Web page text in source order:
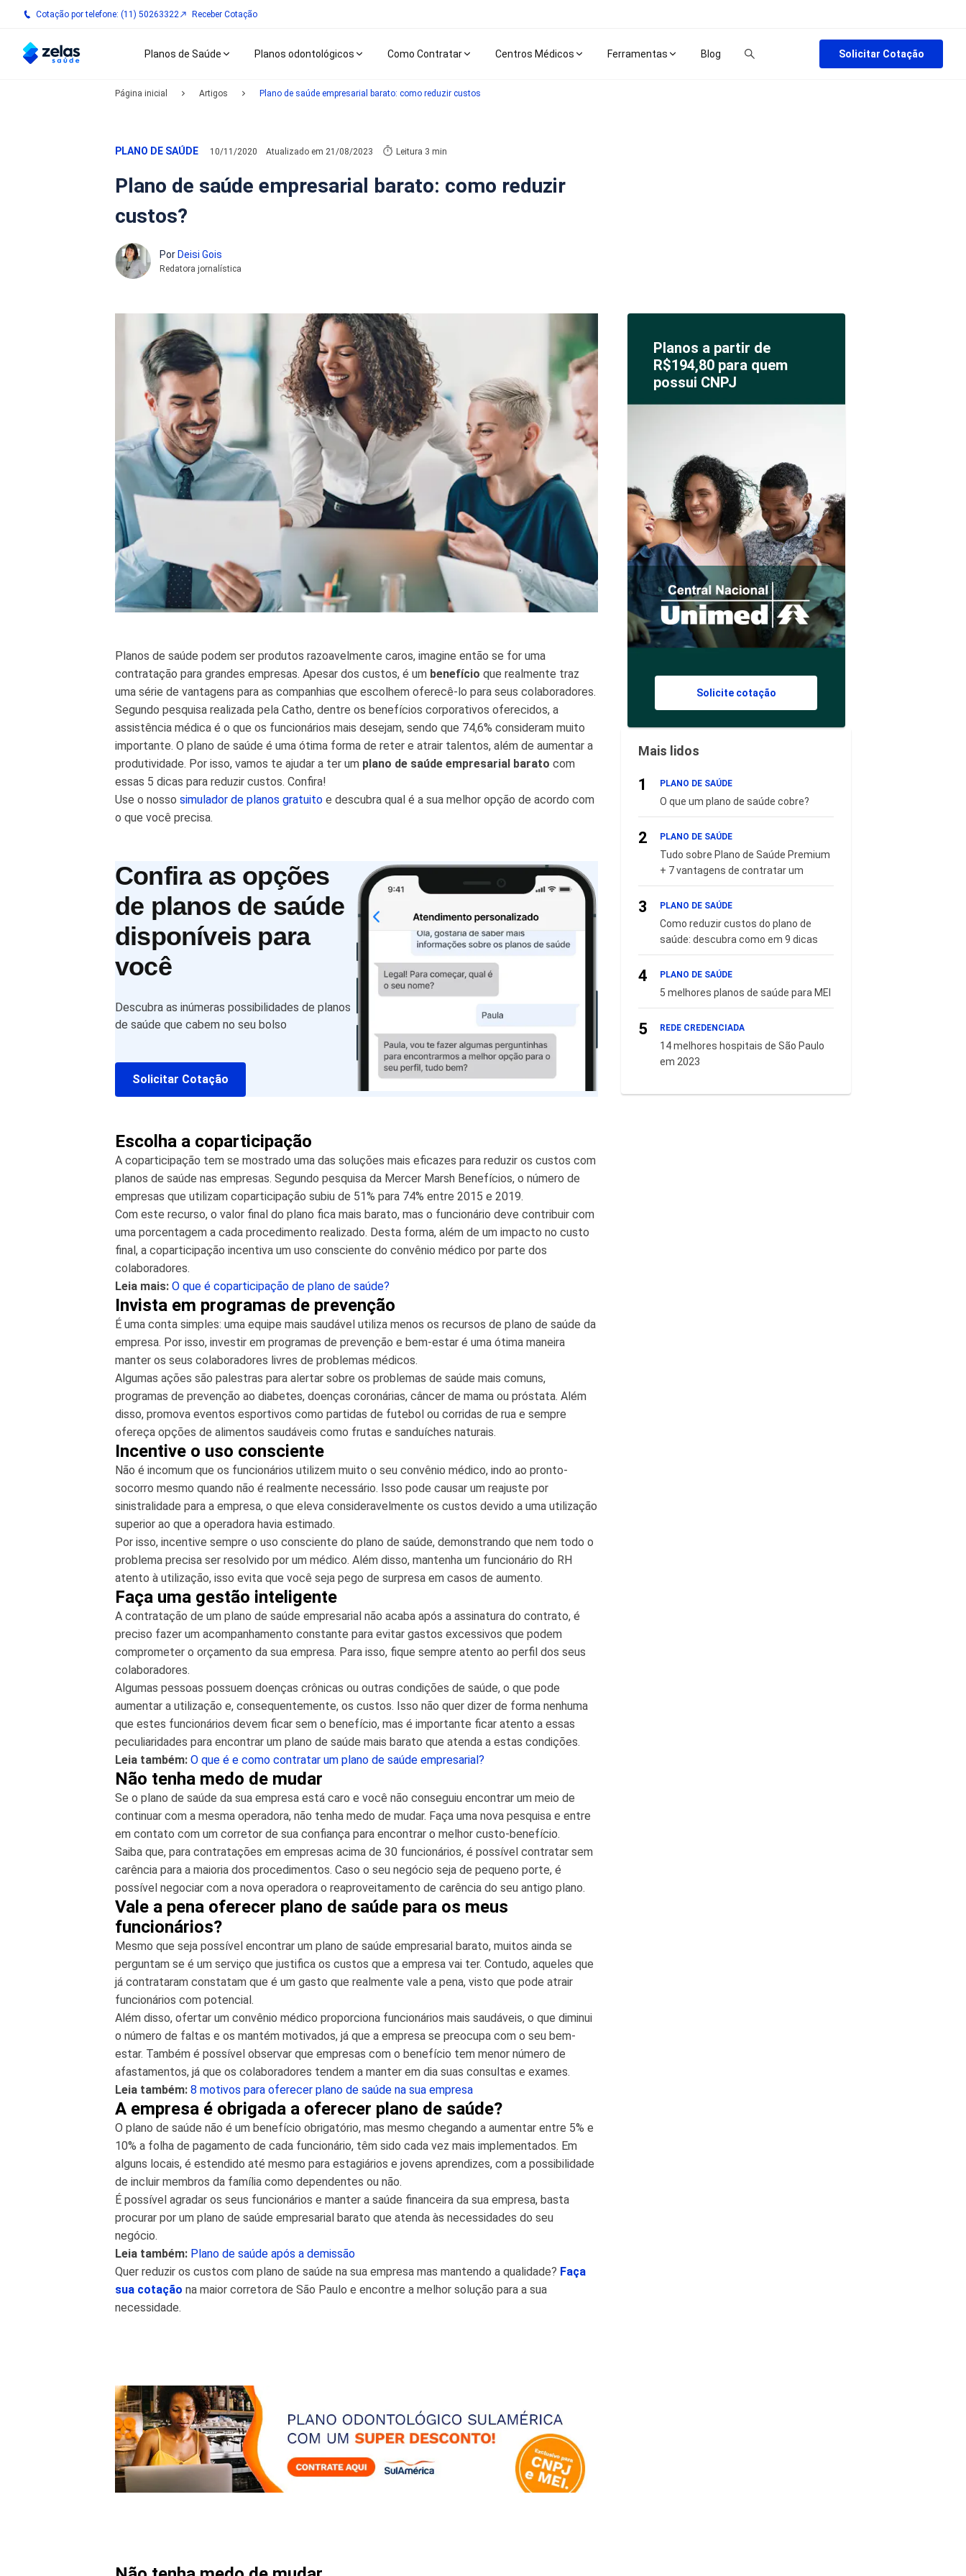
Cotação por telefone: (11) 50263322 Receber Cotação
Planos de Saúde Planos odontológicos Como Contratar Centros Médicos Ferramentas Blog Solicitar Cotação
Página inicial Artigos Plano de saúde empresarial barato: como reduzir custos
PLANO DE SAÚDE 10/11/2020 Atualizado em 21/08/2023 Leitura 3 min
Plano de saúde empresarial barato: como reduzir
custos?
PorDeisi Gois
Redatora jornalística
Planos de saúde podem ser produtos razoavelmente caros, imagine então se for uma
contratação para grandes empresas. Apesar dos custos, é um benefício que realmente traz
uma série de vantagens para as companhias que escolhem oferecê-lo para seus colaboradores.
Segundo pesquisa realizada pela Catho, dentre os benefícios corporativos oferecidos, a
assistência médica é o que os funcionários mais desejam, sendo que 74,6% consideram muito
importante. O plano de saúde é uma ótima forma de reter e atrair talentos, além de aumentar a
produtividade. Por isso, vamos te ajudar a ter um plano de saúde empresarial barato com
essas 5 dicas para reduzir custos. Confira!
Use o nosso simulador de planos gratuito e descubra qual é a sua melhor opção de acordo com
o que você precisa.
Confira as opções
de planos de saúde
disponíveis para
você
Descubra as inúmeras possibilidades de planos
de saúde que cabem no seu bolso
Solicitar Cotação
Escolha a coparticipação
A coparticipação tem se mostrado uma das soluções mais eficazes para reduzir os custos com
planos de saúde nas empresas. Segundo pesquisa da Mercer Marsh Benefícios, o número de
empresas que utilizam coparticipação subiu de 51% para 74% entre 2015 e 2019.
Com este recurso, o valor final do plano fica mais barato, mas o funcionário deve contribuir com
uma porcentagem a cada procedimento realizado. Desta forma, além de um impacto no custo
final, a coparticipação incentiva um uso consciente do convênio médico por parte dos
colaboradores.
Leia mais: O que é coparticipação de plano de saúde?
Invista em programas de prevenção
É uma conta simples: uma equipe mais saudável utiliza menos os recursos de plano de saúde da
empresa. Por isso, investir em programas de prevenção e bem-estar é uma ótima maneira
manter os seus colaboradores livres de problemas médicos.
Algumas ações são palestras para alertar sobre os problemas de saúde mais comuns,
programas de prevenção ao diabetes, doenças coronárias, câncer de mama ou próstata. Além
disso, promova eventos esportivos como partidas de futebol ou corridas de rua e sempre
ofereça opções de alimentos saudáveis como frutas e sanduíches naturais.
Incentive o uso consciente
Não é incomum que os funcionários utilizem muito o seu convênio médico, indo ao pronto-
socorro mesmo quando não é realmente necessário. Isso pode causar um reajuste por
sinistralidade para a empresa, o que eleva consideravelmente os custos devido a uma utilização
superior ao que a operadora havia estimado.
Por isso, incentive sempre o uso consciente do plano de saúde, demonstrando que nem todo o
problema precisa ser resolvido por um médico. Além disso, mantenha um funcionário do RH
atento à utilização, isso evita que você seja pego de surpresa em casos de aumento.
Faça uma gestão inteligente
A contratação de um plano de saúde empresarial não acaba após a assinatura do contrato, é
preciso fazer um acompanhamento constante para evitar gastos excessivos que podem
comprometer o orçamento da sua empresa. Para isso, fique sempre atento ao perfil dos seus
colaboradores.
Algumas pessoas possuem doenças crônicas ou outras condições de saúde, o que pode
aumentar a utilização e, consequentemente, os custos. Isso não quer dizer de forma nenhuma
que estes funcionários devem ficar sem o benefício, mas é importante ficar atento a essas
peculiaridades para encontrar um plano de saúde mais barato que atenda a estas condições.
Leia também: O que é e como contratar um plano de saúde empresarial?
Não tenha medo de mudar
Se o plano de saúde da sua empresa está caro e você não conseguiu encontrar um meio de
continuar com a mesma operadora, não tenha medo de mudar. Faça uma nova pesquisa e entre
em contato com um corretor de sua confiança para encontrar o melhor custo-benefício.
Saiba que, para contratações em empresas acima de 30 funcionários, é possível contratar sem
carência para a maioria dos procedimentos. Caso o seu negócio seja de pequeno porte, é
possível negociar com a nova operadora o reaproveitamento de carência do seu antigo plano.
Vale a pena oferecer plano de saúde para os meus
funcionários?
Mesmo que seja possível encontrar um plano de saúde empresarial barato, muitos ainda se
perguntam se é um serviço que justifica os custos que a empresa vai ter. Contudo, aqueles que
já contrataram constatam que é um gasto que realmente vale a pena, visto que pode atrair
funcionários com potencial.
Além disso, ofertar um convênio médico proporciona funcionários mais saudáveis, o que diminui
o número de faltas e os mantém motivados, já que a empresa se preocupa com o seu bem-
estar. Também é possível observar que empresas com o benefício tem menor número de
afastamentos, já que os colaboradores tendem a manter em dia suas consultas e exames.
Leia também: 8 motivos para oferecer plano de saúde na sua empresa
A empresa é obrigada a oferecer plano de saúde?
O plano de saúde não é um benefício obrigatório, mas mesmo chegando a aumentar entre 5% e
10% a folha de pagamento de cada funcionário, têm sido cada vez mais implementados. Em
alguns locais, é estendido até mesmo para estagiários e jovens aprendizes, com a possibilidade
de incluir membros da família como dependentes ou não.
É possível agradar os seus funcionários e manter a saúde financeira da sua empresa, basta
procurar por um plano de saúde empresarial barato que atenda às necessidades do seu
negócio.
Leia também: Plano de saúde após a demissão
Quer reduzir os custos com plano de saúde na sua empresa mas mantendo a qualidade? Faça
sua cotação na maior corretora de São Paulo e encontre a melhor solução para a sua
necessidade.
Planos a partir de
R$194,80 para quem
possui CNPJ
Solicite cotação
Mais lidos
1 PLANO DE SAÚDE
O que um plano de saúde cobre?
2 PLANO DE SAÚDE
Tudo sobre Plano de Saúde Premium
+ 7 vantagens de contratar um
3 PLANO DE SAÚDE
Como reduzir custos do plano de
saúde: descubra como em 9 dicas
4 PLANO DE SAÚDE
5 melhores planos de saúde para MEI
5 REDE CREDENCIADA
14 melhores hospitais de São Paulo
em 2023